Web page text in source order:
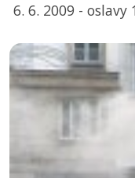
6. 6. 2009 - oslavy